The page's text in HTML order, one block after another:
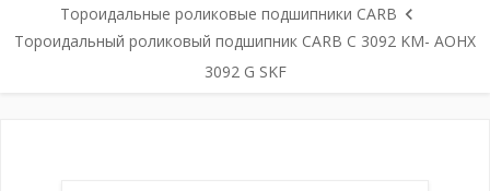
Тороидальные роликовые подшипники CARB
Тороидальный роликовый подшипник CARB C 3092 KM- AOHX
3092 G SKF